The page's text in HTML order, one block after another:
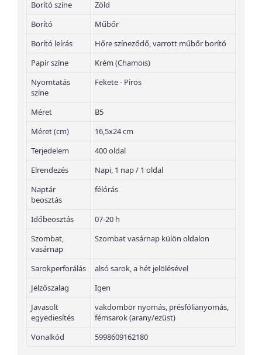
Borító színe
Zöld
Borító
Műbőr
Borító leírás
Hőre színeződő, varrott műbőr borító
Papír színe
Krém (Chamois)
Nyomtatás
színe
Fekete - Piros
Méret
B5
Méret (cm)
16,5x24 cm
Terjedelem
400 oldal
Elrendezés
Napi, 1 nap / 1 oldal
Naptár
beosztás
félórás
Időbeosztás
07-20 h
Szombat,
vasárnap
Szombat vasárnap külön oldalon
Sarokperforálás
alsó sarok, a hét jelölésével
Jelzőszalag
Igen
Javasolt
egyediesítés
vakdombor nyomás, présfólianyomás,
fémsarok (arany/ezüst)
Vonalkód
5998609162180